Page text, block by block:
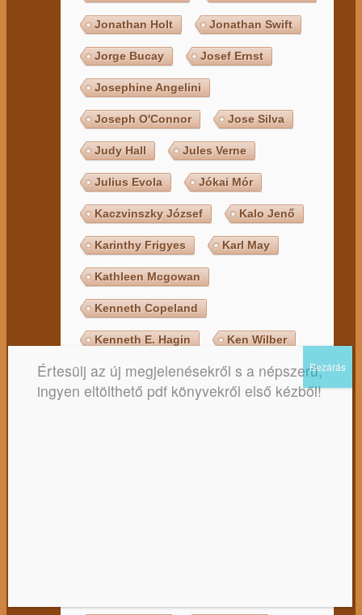
Jonathan Holt Jonathan Swift
Jorge Bucay Josef Ernst
Josephine Angelini
Joseph O'Connor Jose Silva
Judy Hall Jules Verne
Julius Evola Jókai Mór
Kaczvinszky József Kalo Jenő
Karinthy Frigyes Karl May
Kathleen Mcgowan
Kenneth Copeland
Kenneth E. Hagin Ken Wilber
Kerner Tibor Kertész Imre
Khalil Gibran
Értesülj az új megjelenésekről s a népszerű,
ingyen eltölthető pdf könyvekről első kézből!